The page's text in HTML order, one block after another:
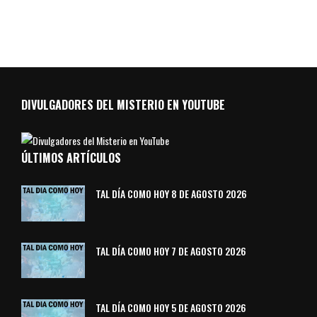
DIVULGADORES DEL MISTERIO EN YOUTUBE
ÚLTIMOS ARTÍCULOS
TAL DÍA COMO HOY 8 DE AGOSTO 2026
TAL DÍA COMO HOY 7 DE AGOSTO 2026
TAL DÍA COMO HOY 5 DE AGOSTO 2026